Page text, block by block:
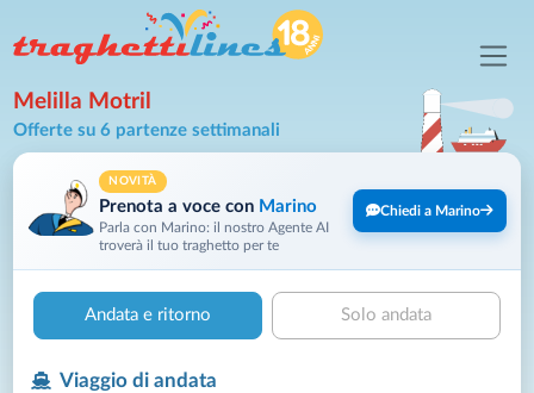
Melilla Motril
Offerte su 6 partenze settimanali
NOVITÀ
Prenota a voce con Marino
Parla con Marino: il nostro Agente AI
troverà il tuo traghetto per te
Chiedi a Marino
Andata e ritorno Solo andata
Viaggio di andata